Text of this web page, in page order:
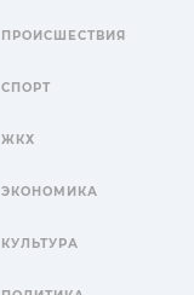
ПРОИСШЕСТВИЯ
СПОРТ
ЖКХ
ЭКОНОМИКА
КУЛЬТУРА